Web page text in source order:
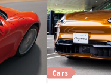
Cars